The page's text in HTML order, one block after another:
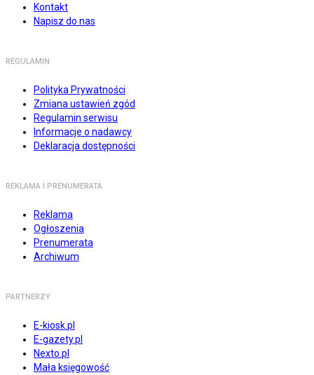
Kontakt
Napisz do nas
REGULAMIN
Polityka Prywatności
Zmiana ustawień zgód
Regulamin serwisu
Informacje o nadawcy
Deklaracja dostępności
REKLAMA I PRENUMERATA
Reklama
Ogłoszenia
Prenumerata
Archiwum
PARTNERZY
E-kiosk.pl
E-gazety.pl
Nexto.pl
Mała księgowość